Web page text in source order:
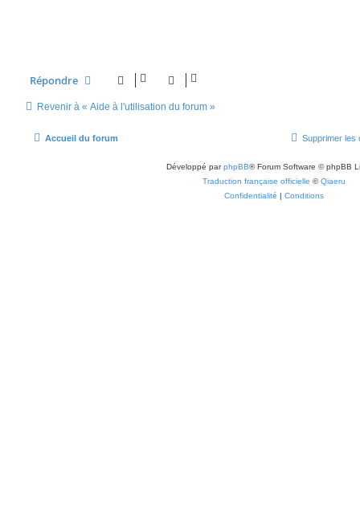
Répondre
Revenir à « Aide à l'utilisation du forum »
Accueil du forum Supprimer les
Développé parphpBB® Forum Software © phpBB
Traduction française officielle ©Qiaeru
Confidentialité | Conditions